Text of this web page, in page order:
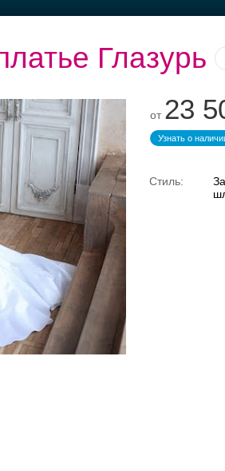
Глазурь
от 23
Узнать о
Банкет до 1500 руб.
Банкетные залы до
Банкет